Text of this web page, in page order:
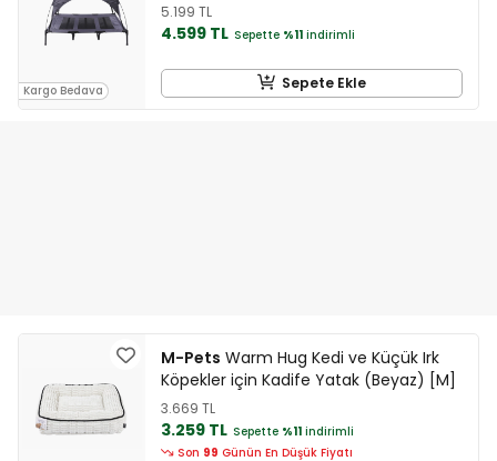
Kargo Bedava
5.199 TL
4.599 TL Sepette %11 indirimli
Sepete Ekle
M-Pets Warm Hug Kedi ve Küçük Irk
Köpekler için Kadife Yatak (Beyaz) [M]
3.669 TL
3.259 TL Sepette %11 indirimli
Son 99 Günün En Düşük Fiyatı